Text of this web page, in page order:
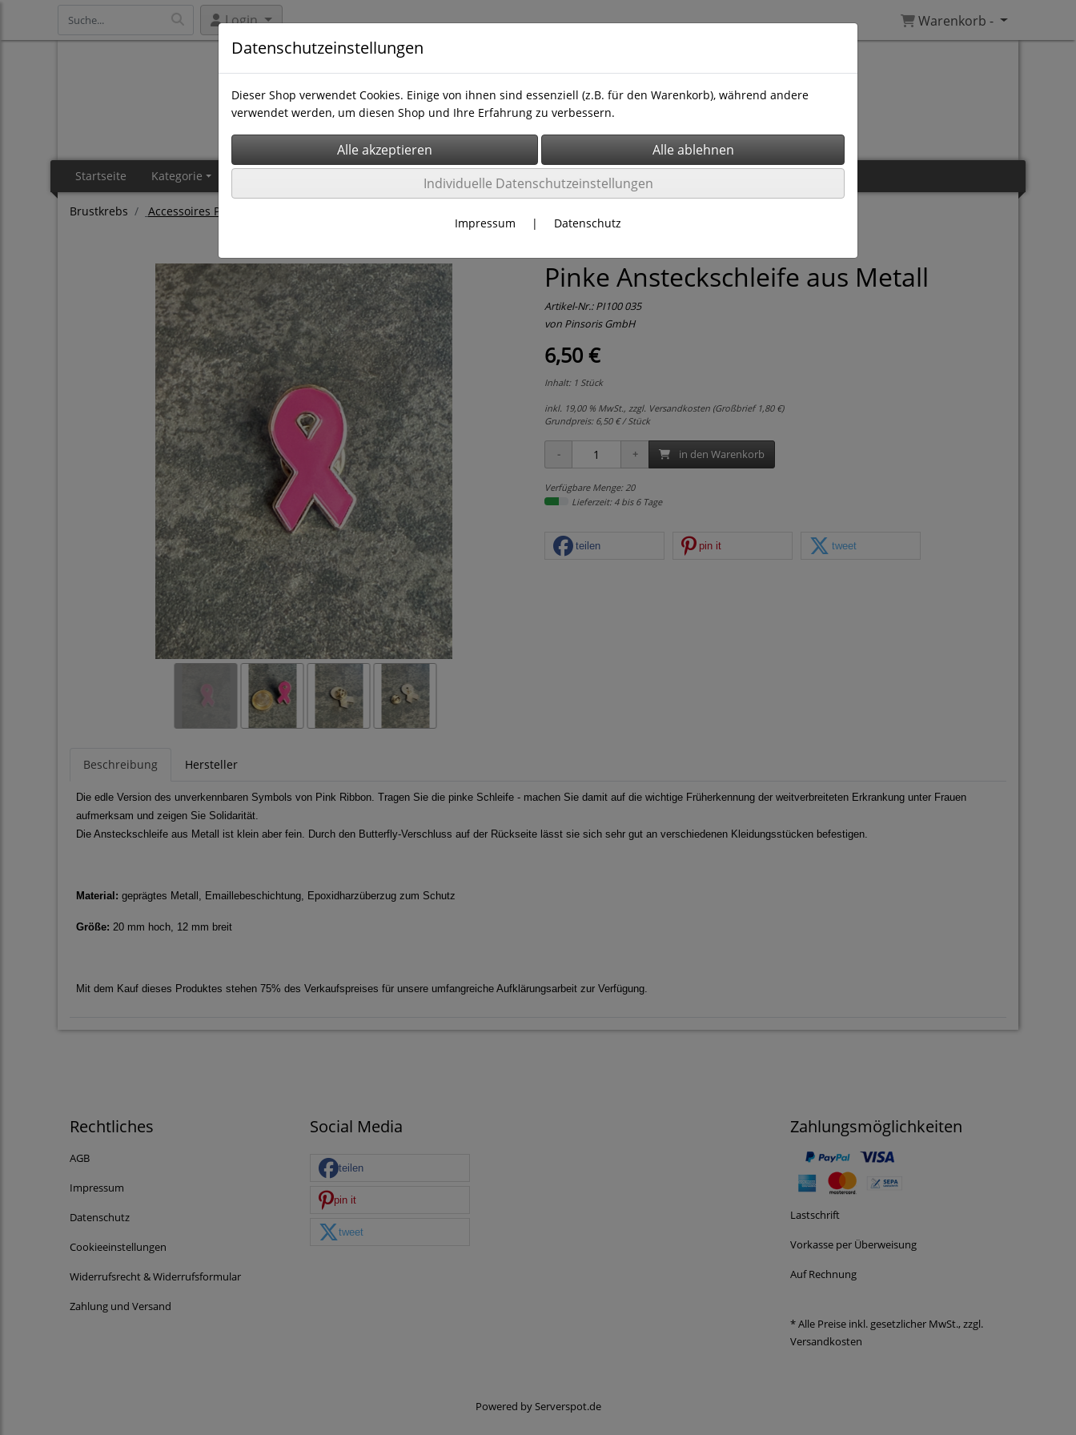
Login Warenkorb -
Startseite Kategorie Über uns Hilfe & Kontakt
Brustkrebs Accessoires Pink
Pinke Ansteckschleife aus Metall
Artikel-Nr.:PI100 035
von Pinsoris GmbH
6,50 €
Inhalt: 1 Stück
inkl. 19,00 % MwSt., zzgl. Versandkosten (Großbrief 1,80 €)
Grundpreis: 6,50 € / Stück
in den Warenkorb
Verfügbare Menge: 20
Lieferzeit: 4 bis 6 Tage
teilen pin it tweet
Beschreibung Hersteller
Die edle Version des unverkennbaren Symbols von Pink Ribbon. Tragen Sie die pinke Schleife - machen Sie damit auf die wichtige Früherkennung der weitverbreiteten Erkrankung unter Frauen
aufmerksam und zeigen Sie Solidarität.
Die Ansteckschleife aus Metall ist klein aber fein. Durch den Butterfly-Verschluss auf der Rückseite lässt sie sich sehr gut an verschiedenen Kleidungsstücken befestigen.
Material: geprägtes Metall, Emaillebeschichtung, Epoxidharzüberzug zum Schutz
Größe: 20 mm hoch, 12 mm breit
Mit dem Kauf dieses Produktes stehen 75% des Verkaufspreises für unsere umfangreiche Aufklärungsarbeit zur Verfügung.
Rechtliches
AGB
Impressum
Datenschutz
Cookieeinstellungen
Widerrufsrecht & Widerrufsformular
Zahlung und Versand
Social Media
teilen
pin it
tweet
Zahlungsmöglichkeiten
Lastschrift
Vorkasse per Überweisung
Auf Rechnung
* Alle Preise inkl. gesetzlicher MwSt., zzgl.
Versandkosten
Powered byServerspot.de
Datenschutzeinstellungen
Dieser Shop verwendet Cookies. Einige von ihnen sind essenziell (z.B. für den Warenkorb), während andere
verwendet werden, um diesen Shop und Ihre Erfahrung zu verbessern.
Individuelle Datenschutzeinstellungen
Impressum | Datenschutz